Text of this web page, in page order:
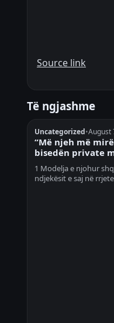
Source link
Të ngjashme
Uncategorized•August
“Më njeh më
bisedën private
1 Modelja e njohur
ndjekësit e saj në